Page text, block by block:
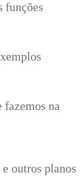
funções
fazemos na
outros planos